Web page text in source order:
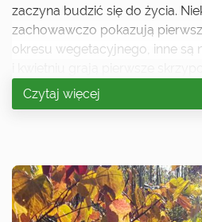
zaczyna budzić się do życia.
zachowawczo pokazują
okresu wegetacyjnego, inne są
Czytaj więcej